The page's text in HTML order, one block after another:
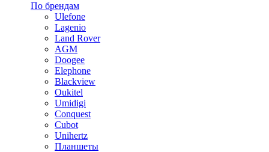
По брендам
Ulefone
Lagenio
Land Rover
AGM
Doogee
Elephone
Blackview
Oukitel
Umidigi
Conquest
Cubot
Unihertz
Планшеты